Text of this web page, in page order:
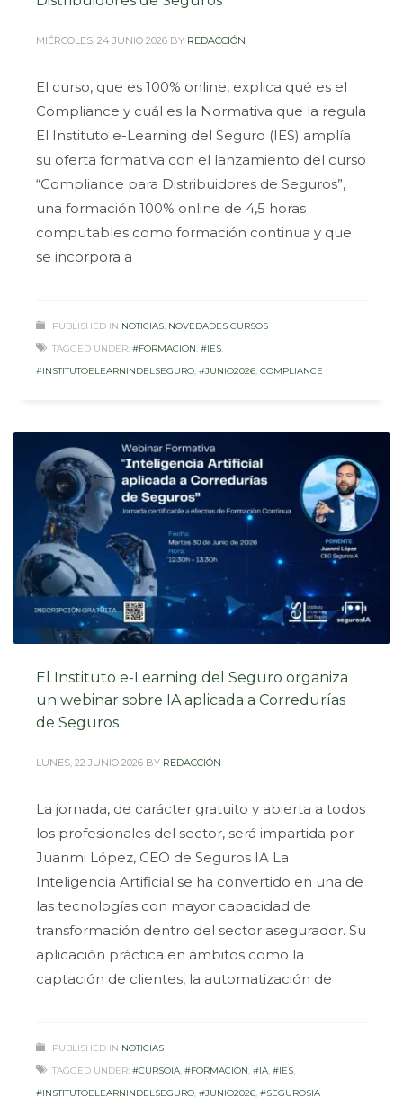
MIÉRCOLES, 24 JUNIO 2026 BY REDACCIÓN
El curso, que es 100% online, explica qué es el
Compliance y cuál es la Normativa que la regula
El Instituto e-Learning del Seguro (IES) amplía
su oferta formativa con el lanzamiento del curso
“Compliance para Distribuidores de Seguros”,
una formación 100% online de 4,5 horas
computables como formación continua y que
se incorpora a
PUBLISHED IN NOTICIAS, NOVEDADES CURSOS
TAGGED UNDER: #FORMACION, #IES,
#INSTITUTOELEARNINDELSEGURO, #JUNIO2026, COMPLIANCE
El Instituto e-Learning del Seguro organiza
un webinar sobre IA aplicada a Corredurías
de Seguros
LUNES, 22 JUNIO 2026 BY REDACCIÓN
La jornada, de carácter gratuito y abierta a todos
los profesionales del sector, será impartida por
Juanmi López, CEO de Seguros IA La
Inteligencia Artificial se ha convertido en una de
las tecnologías con mayor capacidad de
transformación dentro del sector asegurador. Su
aplicación práctica en ámbitos como la
captación de clientes, la automatización de
PUBLISHED IN NOTICIAS
TAGGED UNDER: #CURSOIA, #FORMACION, #IA, #IES,
#INSTITUTOELEARNINDELSEGURO, #JUNIO2026, #SEGUROSIA